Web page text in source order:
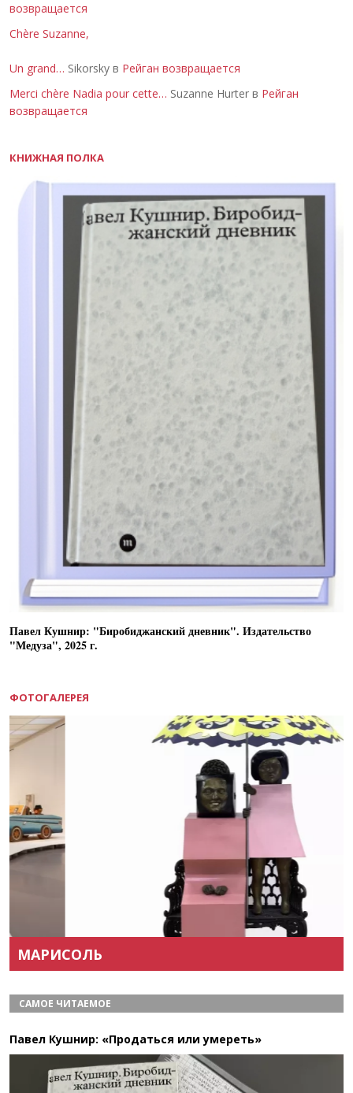
возвращается
Chère Suzanne,
Un grand… Sikorsky в Рейган возвращается
Merci chère Nadia pour cette… Suzanne Hurter в Рейган
возвращается
КНИЖНАЯ ПОЛКА
Павел Кушнир: "Биробиджанский дневник". Издательство
"Медуза", 2025 г.
ФОТОГАЛЕРЕЯ
МАРИСОЛЬ
САМОЕ ЧИТАЕМОЕ
Павел Кушнир: «Продаться или умереть»